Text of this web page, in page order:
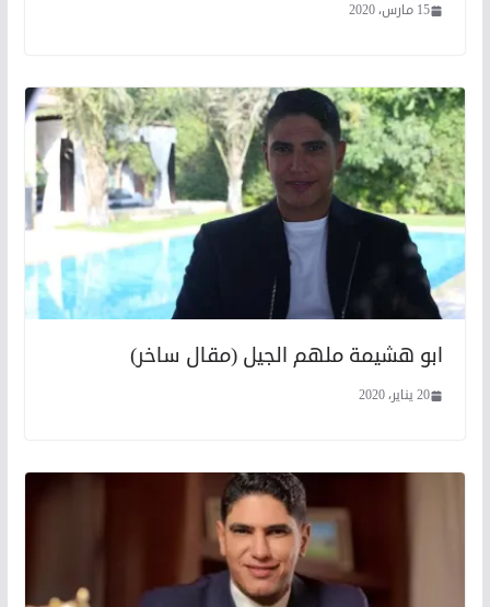
15 مارس، 2020
ابو هشيمة ملهم الجيل (مقال ساخر)
20 يناير، 2020